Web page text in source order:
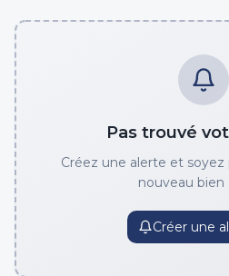
Pas trouvé
Créez une alerte et
nouveau bien
Créer une